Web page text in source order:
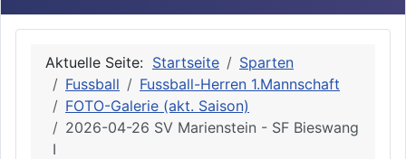
Aktuelle Seite: Startseite
Sparten
Fussball
Fussball-Herren 1.Mannschaft
FOTO-Galerie (akt. Saison)
2026-04-26 SV Marienstein - SF Bieswang
I